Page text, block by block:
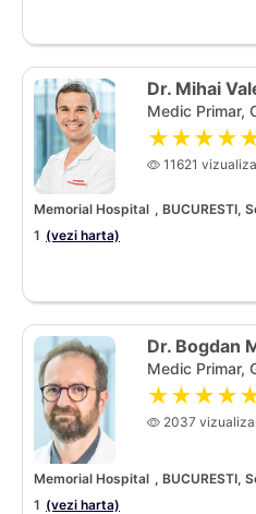
Dr. Mihai
Medic Primar,
11621
Memorial Hospital , BUCURESTI,
1 (vezi harta)
Dr. Bogdan
Medic Primar,
2037
Memorial Hospital , BUCURESTI,
1 (vezi harta)